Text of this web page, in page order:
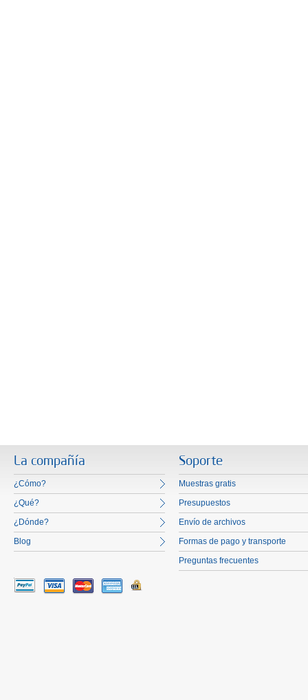
La compañía
¿Cómo?
¿Qué?
¿Dónde?
Blog
Soporte
Muestras gratis
Presupuestos
Envío de archivos
Formas de pago y transporte
Preguntas frecuentes